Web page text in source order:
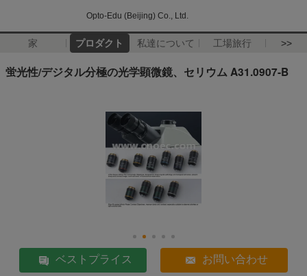
Opto-Edu (Beijing) Co., Ltd.
家 プロダクト 私達について 工場旅行 >>
蛍光性/デジタル分極の光学顕微鏡、セリウム A31.0907-B
ベストプライス お問い合わせ